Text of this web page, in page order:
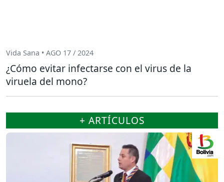
Vida Sana • AGO 17 / 2024
¿Cómo evitar infectarse con el virus de la
viruela del mono?
+ ARTÍCULOS